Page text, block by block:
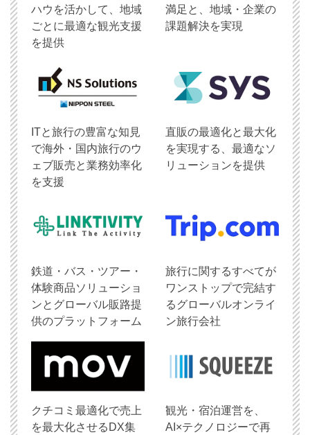
ハウを活かして、地域
ごとに最適な観光支援
を提供
満足と、地域・企業の
課題解決を実現
ITと旅行の豊富な知見
で海外・国内旅行のウ
ェブ販売と業務効率化
を支援
直販の最適化と最大化
を実現する、最適なソ
リューションを提供
鉄道・バス・ツアー・
体験商品ソリューショ
ンとグローバル販路提
供のプラットフォーム
旅行に関するすべてが
ワンストップで完結す
るグローバルオンライ
ン旅行会社
クチコミ最適化で売上
を最大化させるDX集
観光・宿泊運営を、
AI×テクノロジーで再